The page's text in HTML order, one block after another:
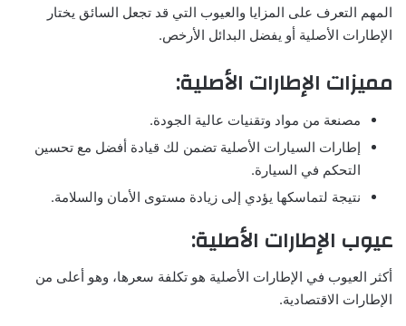
المهم التعرف على المزايا والعيوب التي قد تجعل السائق يختار
الإطارات الأصلية أو يفضل البدائل الأرخص.
مميزات الإطارات الأصلية:
مصنعة من مواد وتقنيات عالية الجودة.
إطارات السيارات الأصلية تضمن لك قيادة أفضل مع تحسين
التحكم في السيارة.
نتيجة لتماسكها يؤدي إلى زيادة مستوى الأمان والسلامة.
عيوب الإطارات الأصلية:
أكثر العيوب في الإطارات الأصلية هو تكلفة سعرها، وهو أعلى من
الإطارات الاقتصادية.